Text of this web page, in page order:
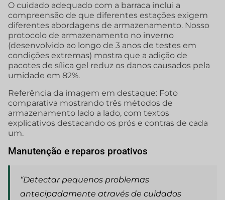
O cuidado adequado com a barraca inclui a
compreensão de que diferentes estações exigem
diferentes abordagens de armazenamento. Nosso
protocolo de armazenamento no inverno
(desenvolvido ao longo de 3 anos de testes em
condições extremas) mostra que a adição de
pacotes de sílica gel reduz os danos causados pela
umidade em 82%.
Referência da imagem em destaque: Foto
comparativa mostrando três métodos de
armazenamento lado a lado, com textos
explicativos destacando os prós e contras de cada
um.
Manutenção e reparos proativos
“Detectar pequenos problemas
antecipadamente através de cuidados